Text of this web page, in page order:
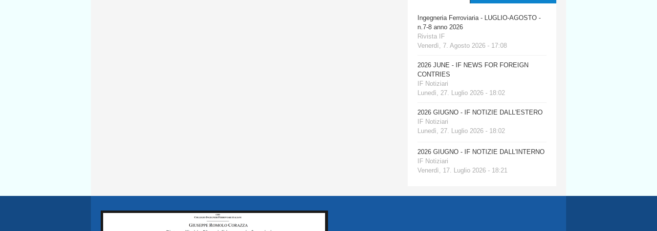
Ingegneria Ferroviaria - LUGLIO-AGOSTO -
n.7-8 anno 2026
Rivista IF
Venerdì, 7. Agosto 2026 - 17:08
2026 JUNE - IF NEWS FOR FOREIGN
CONTRIES
IF Notiziari
Lunedì, 27. Luglio 2026 - 18:02
2026 GIUGNO - IF NOTIZIE DALL'ESTERO
IF Notiziari
Lunedì, 27. Luglio 2026 - 18:02
2026 GIUGNO - IF NOTIZIE DALL'INTERNO
IF Notiziari
Venerdì, 17. Luglio 2026 - 18:21